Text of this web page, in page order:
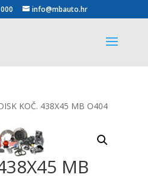
info@mbauto.hr
KOČ. 438X45 MB O404
MB